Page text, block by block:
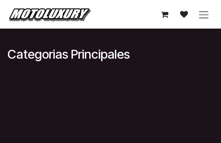
Ir al contenido
Categorias Principales